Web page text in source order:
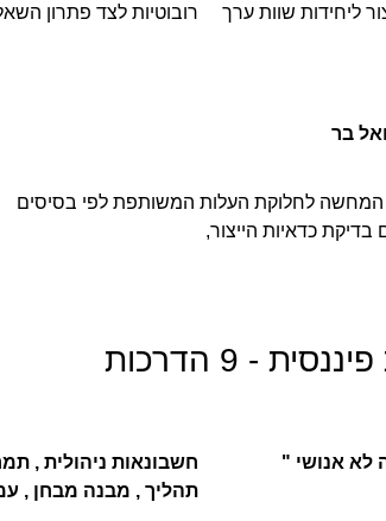
ליחידות שוות ערך
רובוטיות לצד פתרון
בר
לחלוקת העלות המשותפת לפי בסיסים
כדאיות הייצור,
- 9 הדרכות
לא אנושי "
חשבונאות ניהולית ,
תהליך , מבנה מבחן ,